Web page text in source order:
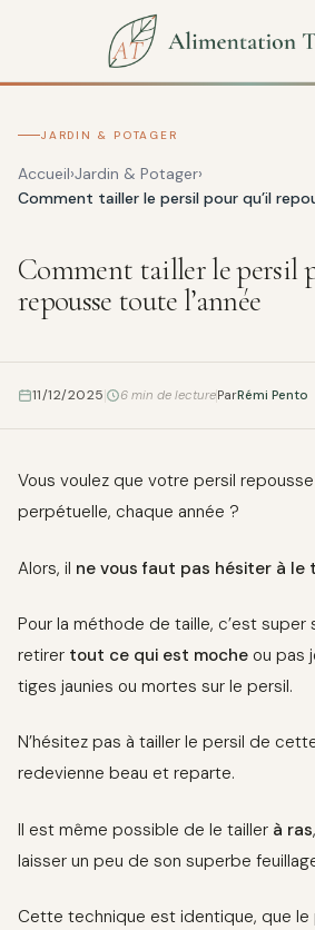
JARDIN & POTAGER
Accueil Jardin & Potager
Comment tailler le persil pour qu’il
Comment tailler le persil
repousse toute l’année
11/12/2025 6 min de lectureParRémi Pento
Vous voulez que votre persil
perpétuelle, chaque année ?
Alors, il ne vous faut pas hésiter à le
Pour la méthode de taille, c’est super
retirer tout ce qui est moche ou pas
tiges jaunies ou mortes sur le persil.
N’hésitez pas à tailler le persil de
redevienne beau et reparte.
Il est même possible de le tailler à ras
laisser un peu de son superbe
Cette technique est identique, que le